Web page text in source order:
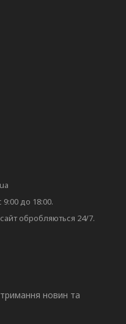
до 18:00.
обробляються 24/7.
новин та